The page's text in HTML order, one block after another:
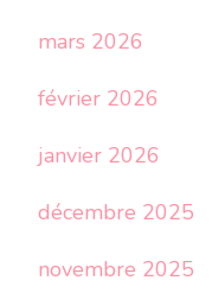
mars 2026
février 2026
janvier 2026
décembre 2025
novembre 2025